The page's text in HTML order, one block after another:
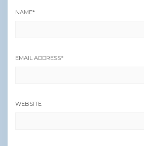
NAME*
EMAIL ADDRESS*
WEBSITE